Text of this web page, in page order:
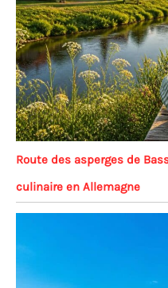
Route des asperges de
culinaire en Allemagne